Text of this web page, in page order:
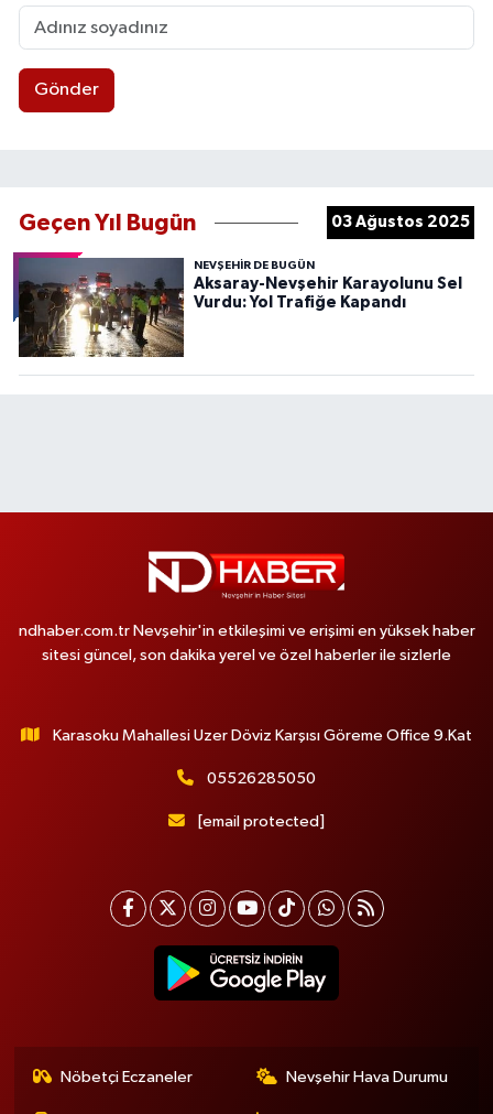
Gönder
Geçen Yıl Bugün 03 Ağustos 2025
NEVŞEHIR DE BUGÜN
Aksaray-Nevşehir Karayolunu Sel
Vurdu: Yol Trafiğe Kapandı
ndhaber.com.tr Nevşehir'in etkileşimi ve erişimi en yüksek haber
sitesi güncel, son dakika yerel ve özel haberler ile sizlerle
Karasoku Mahallesi Uzer Döviz Karşısı Göreme Office 9.Kat
05526285050
[email protected]
Nöbetçi Eczaneler Nevşehir Hava Durumu